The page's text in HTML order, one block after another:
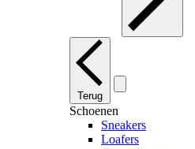
Terug
Schoenen
Sneakers
Loafers